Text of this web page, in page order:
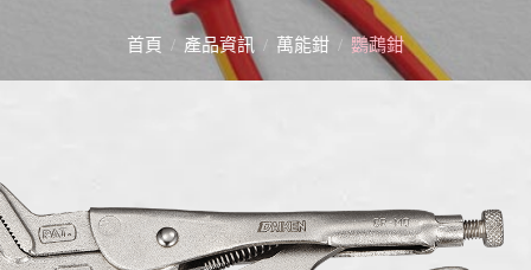
首頁 產品資訊 萬能鉗 鸚鵡鉗